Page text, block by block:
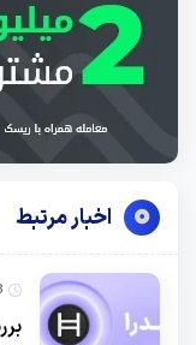
اخبار مرتبط
8